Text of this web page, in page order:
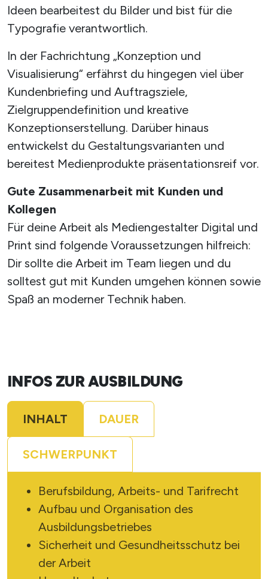
X
SUCHE STARTEN
Ideen bearbeitest du Bilder und bist für die
Typografie verantwortlich.
In der Fachrichtung „Konzeption und
Visualisierung“ erfährst du hingegen viel über
Kundenbriefing und Auftragsziele,
Zielgruppendefinition und kreative
Konzeptionserstellung. Darüber hinaus
entwickelst du Gestaltungsvarianten und
bereitest Medienprodukte präsentationsreif vor.
Gute Zusammenarbeit mit Kunden und
Kollegen
Für deine Arbeit als Mediengestalter Digital und
Print sind folgende Voraussetzungen hilfreich:
Dir sollte die Arbeit im Team liegen und du
solltest gut mit Kunden umgehen können sowie
Spaß an moderner Technik haben.
INFOS ZUR AUSBILDUNG
INHALT DAUER
SCHWERPUNKT
Berufsbildung, Arbeits- und Tarifrecht
Aufbau und Organisation des
Ausbildungsbetriebes
Sicherheit und Gesundheitsschutz bei
der Arbeit